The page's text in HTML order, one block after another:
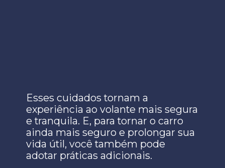
Esses cuidados tornam a
experiência ao volante mais segura
e tranquila. E, para tornar o carro
ainda mais seguro e prolongar sua
vida útil, você também pode
adotar práticas adicionais.